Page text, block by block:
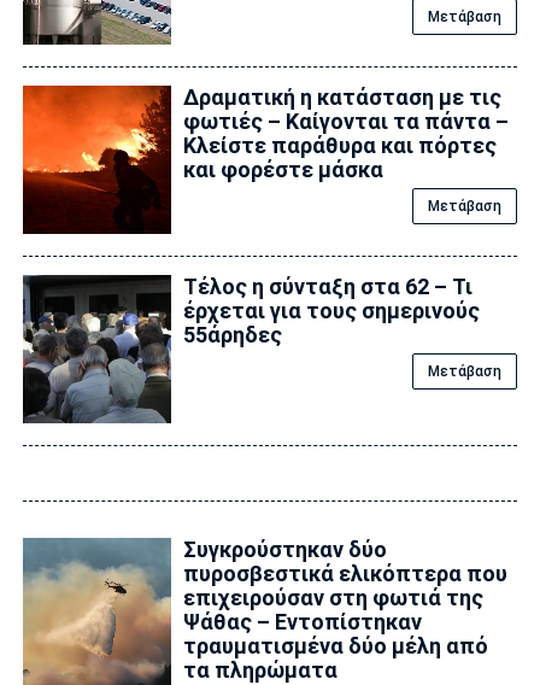
Μετάβαση
Δραματική η κατάσταση με τις
φωτιές – Καίγονται τα πάντα –
Κλείστε παράθυρα και πόρτες
και φορέστε μάσκα
Μετάβαση
Τέλος η σύνταξη στα 62 – Τι
έρχεται για τους σημερινούς
55άρηδες
Μετάβαση
Συγκρούστηκαν δύο
πυροσβεστικά ελικόπτερα που
επιχειρούσαν στη φωτιά της
Ψάθας – Εντοπίστηκαν
τραυματισμένα δύο μέλη από
τα πληρώματα